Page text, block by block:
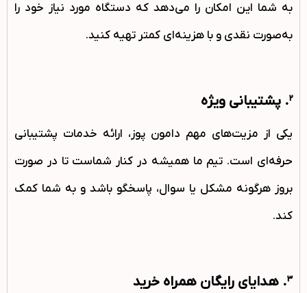
به شما این امکان را می‌دهد که دستگاه مورد نیاز خود را
به‌صورت نقدی و با هزینه‌ای کمتر تهیه کنید.
2. پشتیبانی ویژه
یکی از مزیت‌های مهم دامون پوز، ارائه خدمات پشتیبانی
حرفه‌ای است. تیم ما همیشه در کنار شماست تا در صورت
بروز هرگونه مشکل یا سوال، پاسخگو باشد و به شما کمک
کند.
3. هدایای رایگان همراه خرید